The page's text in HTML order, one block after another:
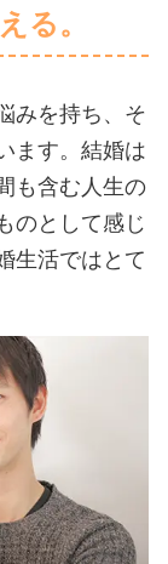
る。
みを持ち、そ
ます。結婚は
も含む人生の
のとして感じ
生活ではとて